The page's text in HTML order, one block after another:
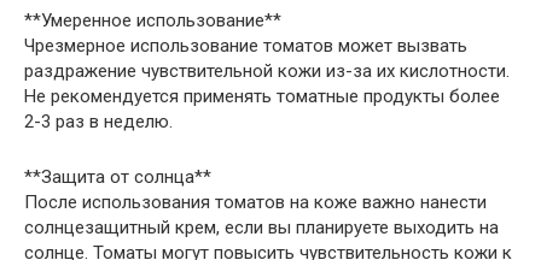
**Умеренное использование**
Чрезмерное использование томатов может вызвать
раздражение чувствительной кожи из-за их кислотности.
Не рекомендуется применять томатные продукты более
2-3 раз в неделю.
**Защита от солнца**
После использования томатов на коже важно нанести
солнцезащитный крем, если вы планируете выходить на
солнце. Томаты могут повысить чувствительность кожи к